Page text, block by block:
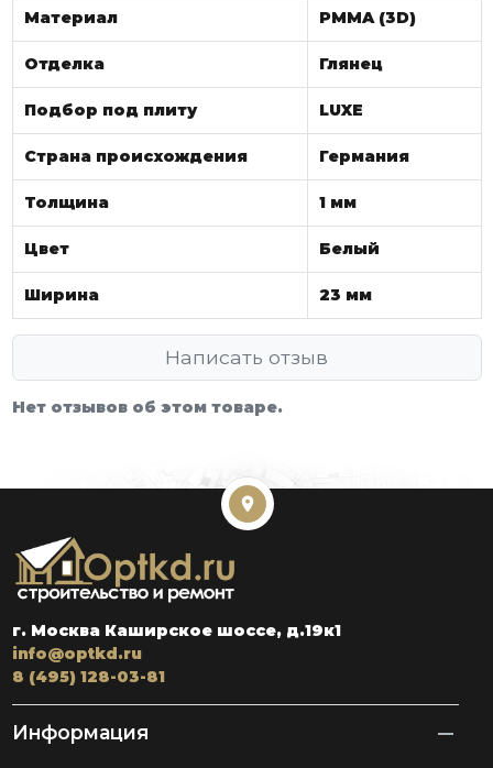
Материал PMMA (3D)
Отделка Глянец
Подбор под плиту LUXE
Страна происхождения Германия
Толщина 1 мм
Цвет Белый
Ширина 23 мм
Написать отзыв
Нет отзывов об этом товаре.
г. Москва Каширское шоссе, д.19к1
info@optkd.ru
8 (495) 128-03-81
Информация